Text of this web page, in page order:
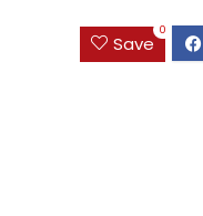
Save
0